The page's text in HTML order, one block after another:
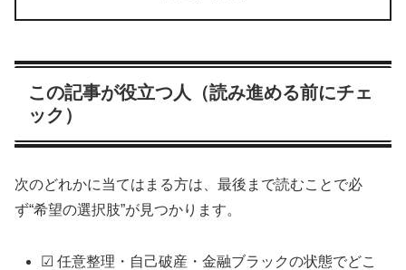
この記事が役立つ人（読み進める前にチェ
ック）
次のどれかに当てはまる方は、最後まで読むことで必
ず“希望の選択肢”が見つかります。
☑ 任意整理・自己破産・金融ブラックの状態でどこ